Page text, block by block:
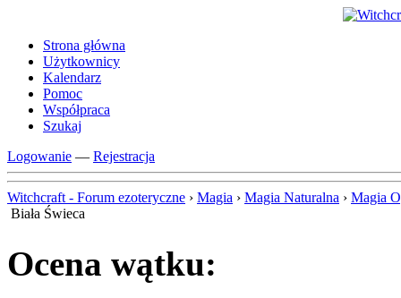
Strona główna
Użytkownicy
Kalendarz
Pomoc
Współpraca
Szukaj
Logowanie — Rejestracja
Witchcraft - Forum ezoteryczne › Magia › Magia Naturalna › Magia
Biała Świeca
Ocena wątku: